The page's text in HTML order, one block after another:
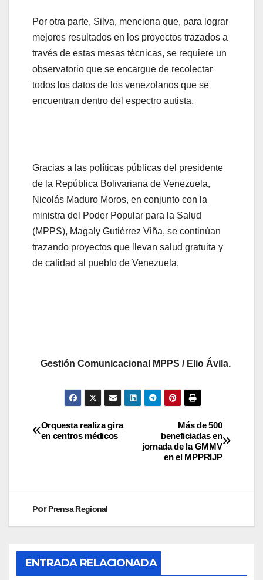
Por otra parte, Silva, menciona que, para lograr
mejores resultados en los proyectos trazados a
través de estas mesas técnicas, se requiere un
observatorio que se encargue de recolectar
todos los datos de los venezolanos que se
encuentran dentro del espectro autista.
Gracias a las políticas públicas del presidente
de la República Bolivariana de Venezuela,
Nicolás Maduro Moros, en conjunto con la
ministra del Poder Popular para la Salud
(MPPS), Magaly Gutiérrez Viña, se continúan
trazando proyectos que llevan salud gratuita y
de calidad al pueblo de Venezuela.
Gestión Comunicacional MPPS / Elio Ávila.
Más de 500
beneficiadas en
jornada de la GMMV
en el MPPRIJP
Orquesta realiza gira
en centros médicos
PorPrensa Regional
ENTRADA RELACIONADA